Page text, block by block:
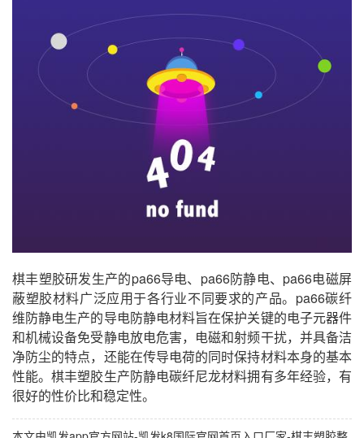
棋丰塑胶研发生产的pa66导电、pa66防静电、pa66电磁屏
蔽塑胶材料广泛应用于各行业不同要求的产品。pa66碳纤
维防静电生产的导电防静电材料旨在保护关键的电子元器件
和机械设备免受静电放电危害，电磁和射频干扰，并具备洁
净防尘的特点，还能在传导电荷的同时保持材料本身的基本
性能。棋丰塑胶生产防静电碳纤尼龙材料拥有多年经验，有
很好的性价比和稳定性。